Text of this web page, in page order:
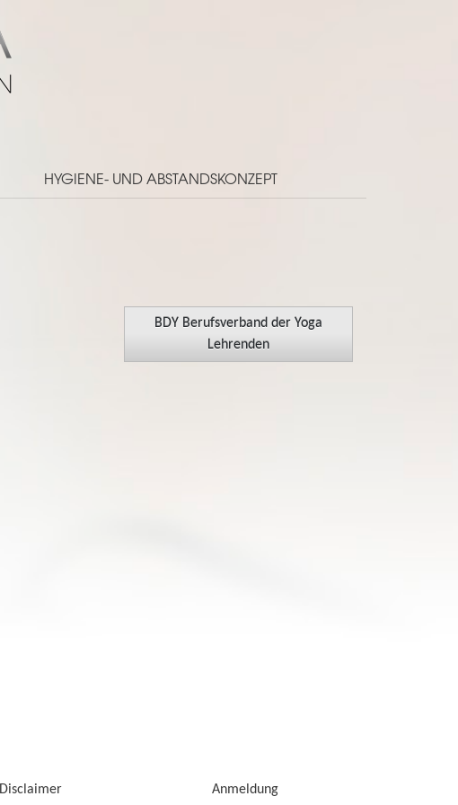
HYGIENE- UND ABSTANDSKONZEPT
BDY Berufsverband der Yoga
Lehrenden
Disclaimer Anmeldung